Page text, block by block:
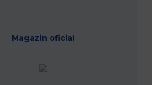
Magazin oficial